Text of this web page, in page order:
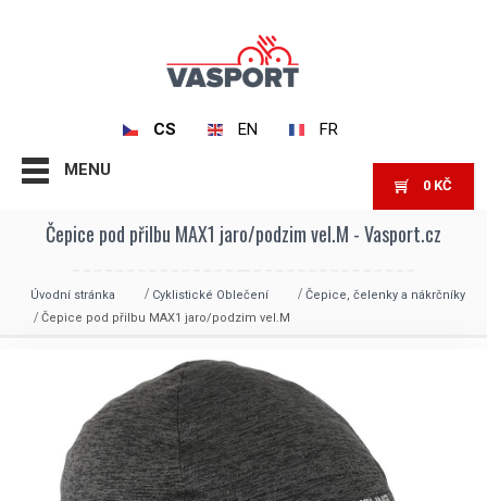
CS EN FR
MENU
0 KČ
Čepice pod přilbu MAX1 jaro/podzim vel.M - Vasport.cz
Úvodní stránka Cyklistické Oblečení
Čepice, čelenky a nákrčníky
Čepice pod přilbu MAX1 jaro/podzim vel.M